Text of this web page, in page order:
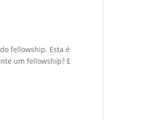
fellowship. Esta é
um fellowship? E